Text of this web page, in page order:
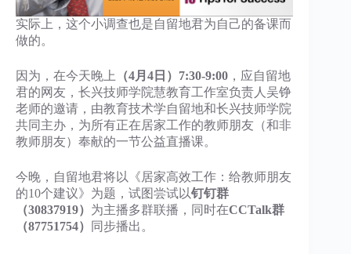
实际上，这个小调查也是自留地君为自己的备课而
做的。
因为，在今天晚上 （4月4日）7:30-9:00 ，应自留地
君的网友，长兴技师学院慧教育工作室负责人吴铮
老师的邀请，由教育技术学自留地和长兴技师学院
共同主办，为所有正在居家工作的教师朋友（和非
教师朋友）奉献的一节公益直播课。
今晚，自留地君将以《居家高效工作：给教师朋友
的10个建议》为题，试图尝试以钉钉群
（30837919） 为主播多群联播，同时在CCTalk群
（87751754）
同步播出。